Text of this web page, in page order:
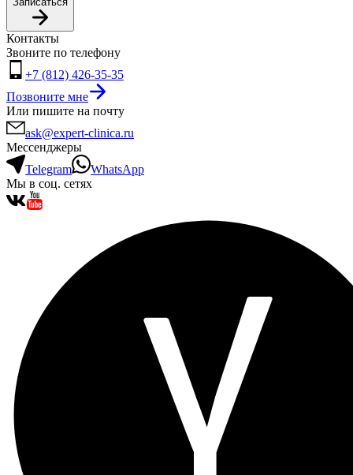
Контакты
Звоните по телефону
+7 (812) 426-35-35
Позвоните мне
Или пишите на почту
ask@expert-clinica.ru
Мессенджеры
Telegram
WhatsApp
Мы в соц. сетях